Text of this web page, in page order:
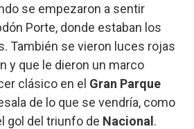
se empezaron a sentir
Porte, donde estaban los
También se vieron luces rojas
y que le dieron un marco
clásico en el Gran Parque
de lo que se vendría, como
gol del triunfo de Nacional .